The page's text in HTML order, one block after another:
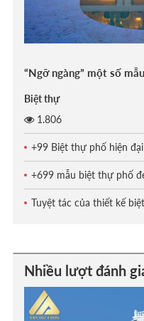
“Ngỡ ngàng” một số
Biệt thự
1.806
+99 Biệt thự phố hiện
+699 mẫu biệt thự phố
Tuyệt tác của thiết kế
Nhiều lượt đánh